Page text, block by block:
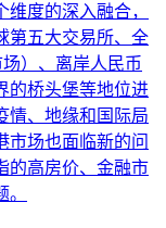
度的深入融合，
第五大交易所、全
）、离岸人民币
的桥头堡等地位进
情、地缘和国际局
市场也面临新的问
的高房价、金融市